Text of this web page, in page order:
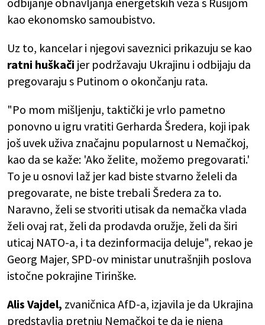
kao ekonomsko samoubistvo.
Uz to, kancelar i njegovi saveznici prikazuju se kao
ratni huškači jer podržavaju Ukrajinu i odbijaju da
pregovaraju s Putinom o okončanju rata.
"Po mom mišljenju, taktički je vrlo pametno
ponovno u igru vratiti Gerharda Šredera, koji ipak
još uvek uživa značajnu popularnost u Nemačkoj,
kao da se kaže: 'Ako želite, možemo pregovarati.'
To je u osnovi laž jer kad biste stvarno želeli da
pregovarate, ne biste trebali Šredera za to.
Naravno, želi se stvoriti utisak da nemačka vlada
želi ovaj rat, želi da prodavda oružje, želi da širi
uticaj NATO-a, i ta dezinformacija deluje", rekao je
Georg Majer, SPD-ov ministar unutrašnjih poslova
istočne pokrajine Tirinške.
Alis Vajdel, zvaničnica AfD-a, izjavila je da Ukrajina
predstavlja pretnju Nemačkoj te da je njena